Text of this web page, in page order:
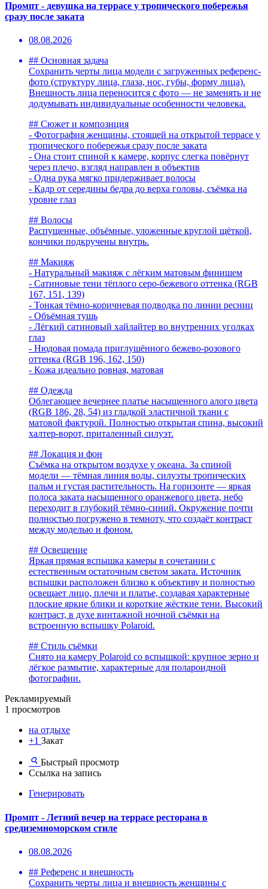
Промпт - девушка на террасе у тропического побережья
сразу после заката
08.08.2026
## Основная задача
Сохранить черты лица модели с загруженных референс-
фото (структуру лица, глаза, нос, губы, форму лица).
Внешность лица переносится с фото — не заменять и не
додумывать индивидуальные особенности человека.
## Сюжет и композиция
- Фотография женщины, стоящей на открытой террасе у
тропического побережья сразу после заката
- Она стоит спиной к камере, корпус слегка повёрнут
через плечо, взгляд направлен в объектив
- Одна рука мягко придерживает волосы
- Кадр от середины бедра до верха головы, съёмка на
уровне глаз
## Волосы
Распущенные, объёмные, уложенные круглой щёткой,
кончики подкручены внутрь.
## Макияж
- Натуральный макияж с лёгким матовым финишем
- Сатиновые тени тёплого серо-бежевого оттенка (RGB
167, 151, 139)
- Тонкая тёмно-коричневая подводка по линии ресниц
- Объёмная тушь
- Лёгкий сатиновый хайлайтер во внутренних уголках
глаз
- Нюдовая помада приглушённого бежево-розового
оттенка (RGB 196, 162, 150)
- Кожа идеально ровная, матовая
## Одежда
Облегающее вечернее платье насыщенного алого цвета
(RGB 186, 28, 54) из гладкой эластичной ткани с
матовой фактурой. Полностью открытая спина, высокий
халтер-ворот, приталенный силуэт.
## Локация и фон
Съёмка на открытом воздухе у океана. За спиной
модели — тёмная линия воды, силуэты тропических
пальм и густая растительность. На горизонте — яркая
полоса заката насыщенного оранжевого цвета, небо
переходит в глубокий тёмно-синий. Окружение почти
полностью погружено в темноту, что создаёт контраст
между моделью и фоном.
## Освещение
Яркая прямая вспышка камеры в сочетании с
естественным остаточным светом заката. Источник
вспышки расположен близко к объективу и полностью
освещает лицо, плечи и платье, создавая характерные
плоские яркие блики и короткие жёсткие тени. Высокий
контраст, в духе винтажной ночной съёмки на
встроенную вспышку Polaroid.
## Стиль съёмки
Снято на камеру Polaroid со вспышкой: крупное зерно и
лёгкое размытие, характерные для полароидной
фотографии.
Рекламируемый
1 просмотров
на отдыхе
+1 Закат
Быстрый просмотр
Ссылка на запись
Генерировать
Промпт - Летний вечер на террасе ресторана в
средиземноморском стиле
08.08.2026
## Референс и внешность
Сохранить черты лица и внешность женщины с